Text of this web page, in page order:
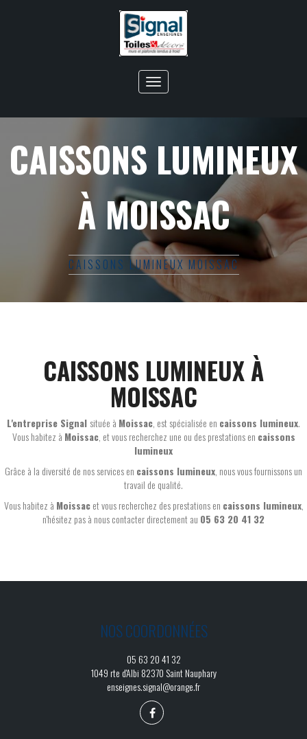
Toggle
navigation
CAISSONS LUMINEUX
À MOISSAC
CAISSONS LUMINEUX MOISSAC
CAISSONS LUMINEUX À
MOISSAC
L'entreprise Signal située à Moissac, est spécialisée en caissons lumineux.
Vous habitez à Moissac, et vous recherchez une ou des prestations en caissons
lumineux
Grâce à la diversité de nos services en caissons lumineux, nous vous fournissons un
travail de qualité.
Vous habitez à Moissacet vous recherchez des prestations en caissons lumineux,
n'hésitez pas à nous contacter directement au 05 63 20 41 32
NOS COORDONNÉES
05 63 20 41 32
1049 rte d'Albi 82370 Saint Nauphary
enseignes.signal@orange.fr